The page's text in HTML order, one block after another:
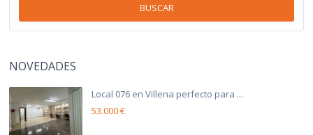
BUSCAR
NOVEDADES
Local 076 en Villena perfecto para ...
53.000 €